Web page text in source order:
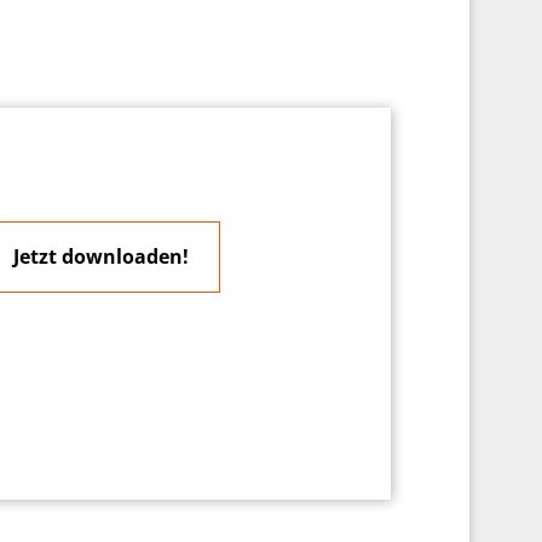
Jetzt downloaden!